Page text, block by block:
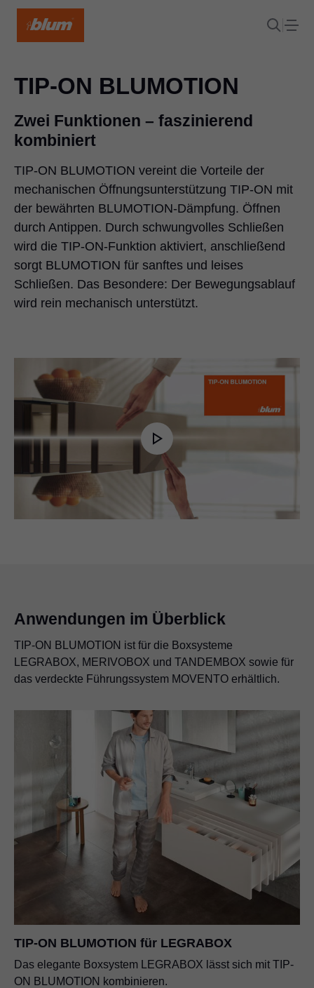
TIP-ON BLUMOTION
Zwei Funktionen – faszinierend
kombiniert
TIP-ON BLUMOTION vereint die Vorteile der
mechanischen Öffnungsunterstützung TIP-ON mit
der bewährten BLUMOTION-Dämpfung. Öffnen
durch Antippen. Durch schwungvolles Schließen
wird die TIP-ON-Funktion aktiviert, anschließend
sorgt BLUMOTION für sanftes und leises
Schließen. Das Besondere: Der Bewegungsablauf
wird rein mechanisch unterstützt.
Play
Video
Anwendungen im Überblick
TIP-ON BLUMOTION ist für die Boxsysteme
LEGRABOX, MERIVOBOX und TANDEMBOX sowie für
das verdeckte Führungssystem MOVENTO erhältlich.
TIP-ON BLUMOTION für LEGRABOX
Das elegante Boxsystem LEGRABOX lässt sich mit TIP-
ON BLUMOTION kombinieren.